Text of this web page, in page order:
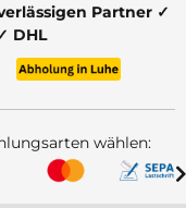
Partner ✓
DHL
wählen: